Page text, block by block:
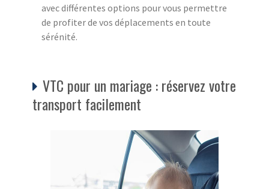
avec différentes options pour vous permettre
de profiter de vos déplacements en toute
sérénité.
VTC pour un mariage : réservez votre
transport facilement